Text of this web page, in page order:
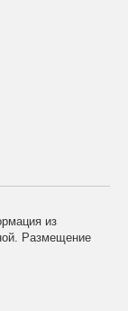
из
Размещение